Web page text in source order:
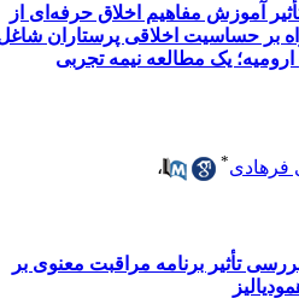
آموزش مفاهیم اخلاق حرفه‌ای از
بر حساسیت اخلاقی پرستاران شاغل
یک مطالعه نیمه تجربی
،
تأثیر برنامه مراقبت معنوی بر